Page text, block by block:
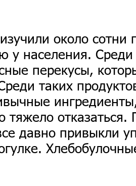
около сотни
у населения.
перекусы,
таких
тяжело
давно привыкли